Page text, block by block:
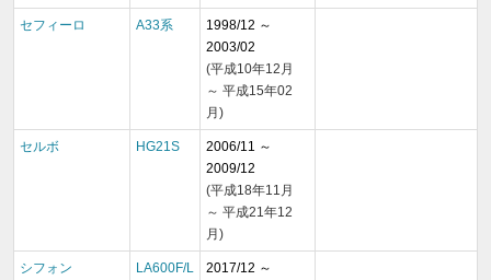
セフィーロ A33系
1998/12 ～
2003/02
(平成10年12月
～ 平成15年02
月)
セルボ HG21S
2006/11 ～
2009/12
(平成18年11月
～ 平成21年12
月)
シフォン
LA600F/L
2017/12 ～